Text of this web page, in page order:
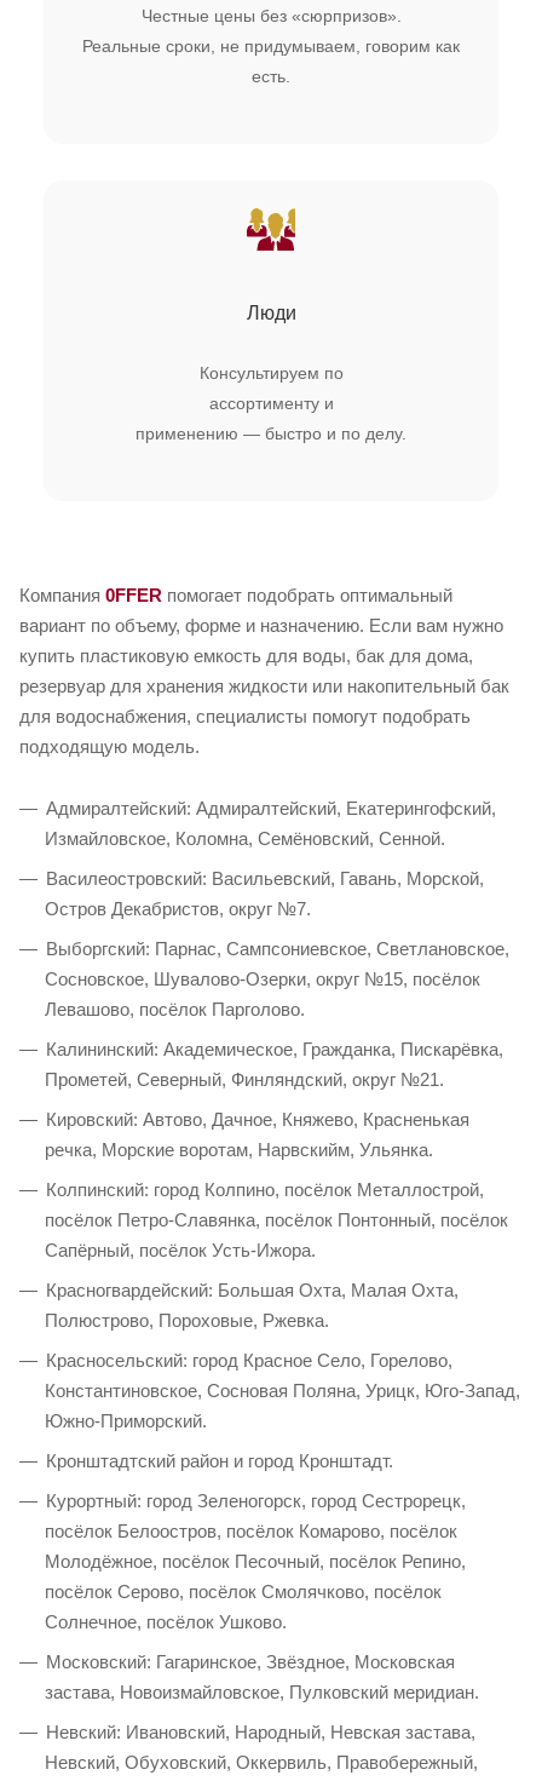
Честные цены без «сюрпризов».
Реальные сроки, не придумываем, говорим как
есть.
Люди
Консультируем по
ассортименту и
применению — быстро и по делу.
Компания 0FFER помогает подобрать оптимальный
вариант по объему, форме и назначению. Если вам нужно
купить пластиковую емкость для воды, бак для дома,
резервуар для хранения жидкости или накопительный бак
для водоснабжения, специалисты помогут подобрать
подходящую модель.
Адмиралтейский: Адмиралтейский, Екатерингофский,
Измайловское, Коломна, Семёновский, Сенной.
Василеостровский: Васильевский, Гавань, Морской,
Остров Декабристов, округ №7.
Выборгский: Парнас, Сампсониевское, Светлановское,
Сосновское, Шувалово-Озерки, округ №15, посёлок
Левашово, посёлок Парголово.
Калининский: Академическое, Гражданка, Пискарёвка,
Прометей, Северный, Финляндский, округ №21.
Кировский: Автово, Дачное, Княжево, Красненькая
речка, Морские воротам, Нарвскийм, Ульянка.
Колпинский: город Колпино, посёлок Металлострой,
посёлок Петро-Славянка, посёлок Понтонный, посёлок
Сапёрный, посёлок Усть-Ижора.
Красногвардейский: Большая Охта, Малая Охта,
Полюстрово, Пороховые, Ржевка.
Красносельский: город Красное Село, Горелово,
Константиновское, Сосновая Поляна, Урицк, Юго-Запад,
Южно-Приморский.
Кронштадтский район и город Кронштадт.
Курортный: город Зеленогорск, город Сестрорецк,
посёлок Белоостров, посёлок Комарово, посёлок
Молодёжное, посёлок Песочный, посёлок Репино,
посёлок Серово, посёлок Смолячково, посёлок
Солнечное, посёлок Ушково.
Московский: Гагаринское, Звёздное, Московская
застава, Новоизмайловское, Пулковский меридиан.
Невский: Ивановский, Народный, Невская застава,
Невский, Обуховский, Оккервиль, Правобережный,